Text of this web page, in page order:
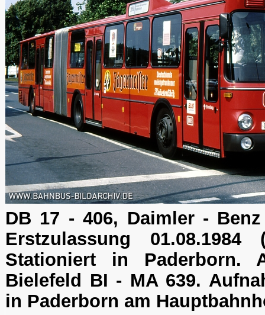
DB 17 - 406, Daimler -
Erstzulassung 01.08.1984
Stationiert in Paderborn.
Bielefeld BI - MA 639.
in Paderborn am